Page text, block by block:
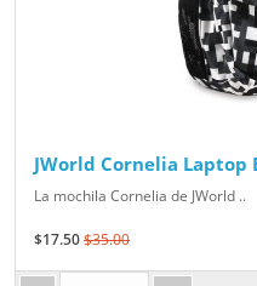
JWorld Cornelia Laptop
La mochila Cornelia de JWorld ..
$17.50$35.00